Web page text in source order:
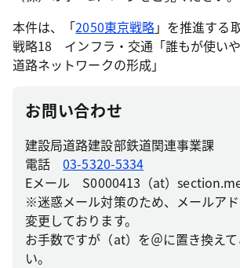
本件は、「2050東京戦略」を推進する
戦略18 インフラ・交通「誰もが使い
道路ネットワークの形成」
お問い合わせ
建設局道路建設部鉄道関連事業課
電話03-5320-5334
Eメール S0000413（at）
※迷惑メール対策のため、メールア
変更しております。
お手数ですが（at）を＠に置き換え
い。